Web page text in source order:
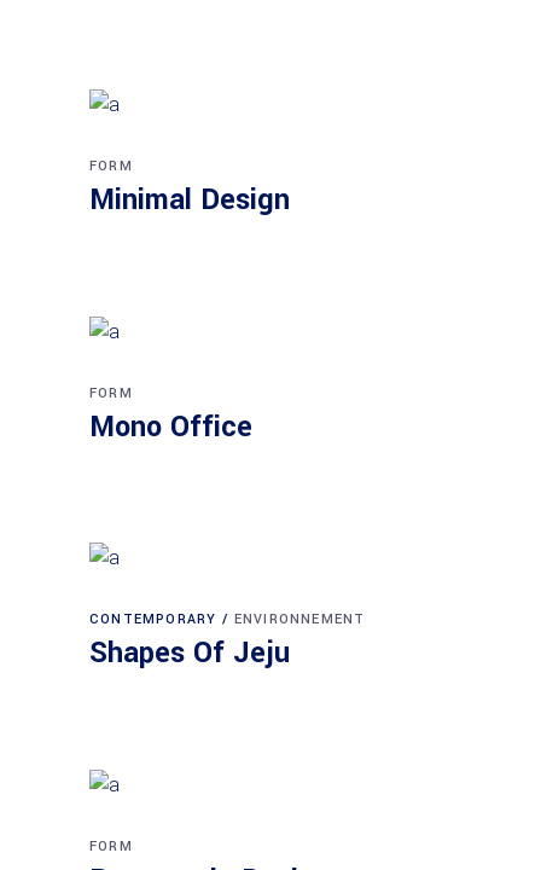
FORM
Minimal Design
FORM
Mono Office
CONTEMPORARY ENVIRONNEMENT
Shapes Of Jeju
FORM